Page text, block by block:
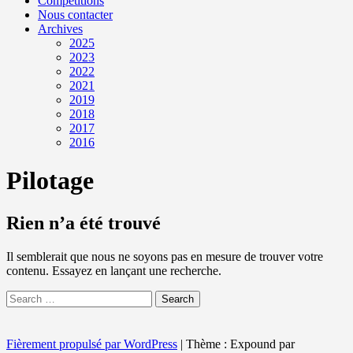
Nous contacter
Archives
2025
2023
2022
2021
2019
2018
2017
2016
Pilotage
Rien n’a été trouvé
Il semblerait que nous ne soyons pas en mesure de trouver votre
contenu. Essayez en lançant une recherche.
Search
Fièrement propulsé par WordPress | Thème : Expound par